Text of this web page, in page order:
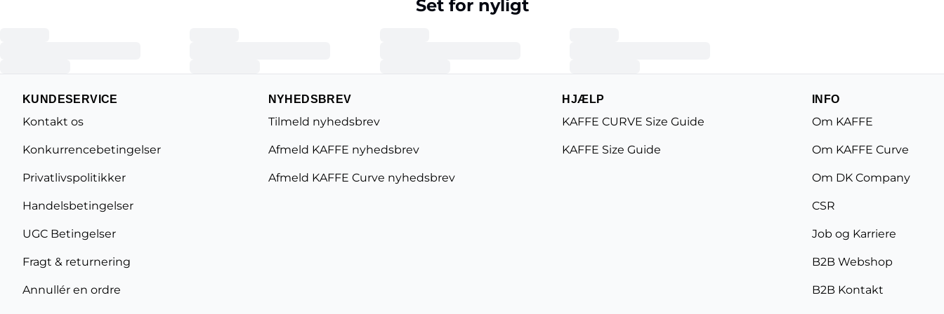
Set for nyligt
KUNDESERVICE
Kontakt os
Konkurrencebetingelser
Privatlivspolitikker
Handelsbetingelser
UGC Betingelser
Fragt & returnering
Annullér en ordre
NYHEDSBREV
Tilmeld nyhedsbrev
Afmeld KAFFE nyhedsbrev
Afmeld KAFFE Curve nyhedsbrev
HJÆLP
KAFFE CURVE Size Guide
KAFFE Size Guide
INFO
Om KAFFE
Om KAFFE Curve
Om DK Company
CSR
Job og Karriere
B2B Webshop
B2B Kontakt